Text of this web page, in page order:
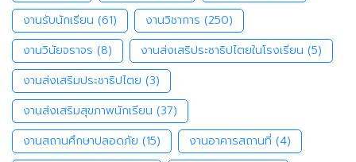
งานรับนักเรียน (61) งานวิชาการ (250)
งานวินัยจราจร (8) งานส่งเสริประชาธิปไตยในโรงเรียน (5)
งานส่งเสริมประชาธิปไตย (3)
งานส่งเสริมสุขภาพนักเรียน (37)
งานสถานศึกษาปลอดภัย (15) งานอาคารสถานที่ (4)